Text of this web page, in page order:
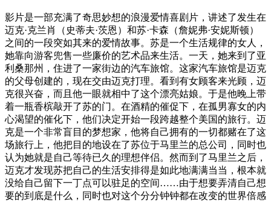
影片是一部充满了奇思妙想的浪漫爱情喜剧片，讲述了发生在
迈克·克兰肖（史蒂夫·茨恩）和苏·卡森（詹妮弗·安妮斯顿）
之间的一段突如其来的爱情故事。苏是一个生活规律的女人，
她靠向游客兜售一些廉价的艺术品来生活。一天，她来到了亚
利桑那州，住进了一家街边的汽车旅馆。这家汽车旅馆是迈克
的父母创建的，现在交由迈克打理。看到有女顾客来光顾，迈
克很兴奋，而且他一眼就相中了这个漂亮姑娘。于是他晚上带
着一瓶香槟敲开了苏的门。在酒精的催促下，在孤男寡女的内
心渴望的催化下，他们决定开始一段跨越整个美国的旅行。迈
克是一个非常盲目的梦想家，他将自己拥有的一切都赌在了这
场旅行上，他把目的地设在了苏位于马里兰的总公司，同时也
认为她就是自己等待已久的理想伴侣。然而到了马里兰之后，
迈克才发现苏把自己的生活安排得是如此地满满当当，根本就
没给自己留下一丁点可以驻足的空间……由于想要弄清自己想
要的到底是什么，同时也对这个分分钟钟都在改变的世界倍感